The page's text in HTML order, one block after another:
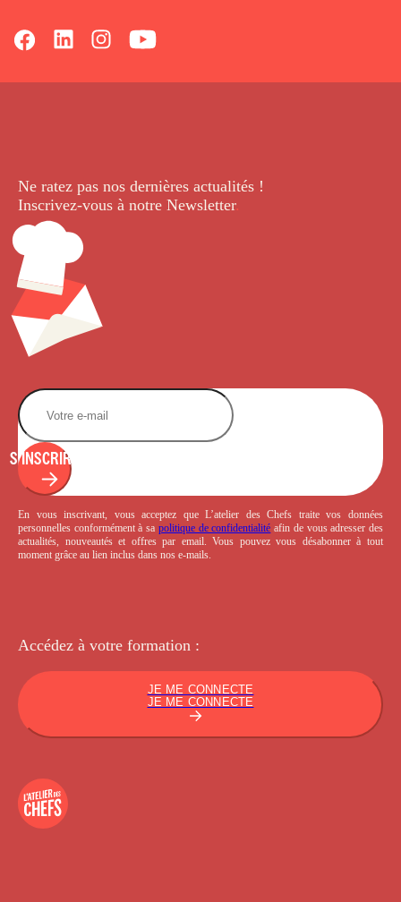
Ne ratez pas nos dernières actualités !
Inscrivez-vous à notre Newsletter.
S'INSCRIRE
En vous inscrivant, vous acceptez que L’atelier des Chefs traite vos données
personnelles conformément à sa politique de confidentialité afin de vous adresser des
actualités, nouveautés et offres par email. Vous pouvez vous désabonner à tout
moment grâce au lien inclus dans nos e-mails.
Accédez à votre formation :
JE ME CONNECTE
JE ME CONNECTE